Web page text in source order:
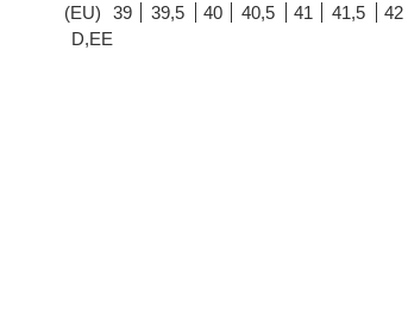
(EU) 39 39,5 40 40,5 41 41,5 42
D,EE